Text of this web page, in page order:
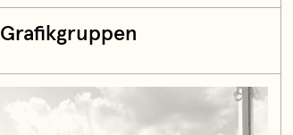
Grafikgruppen